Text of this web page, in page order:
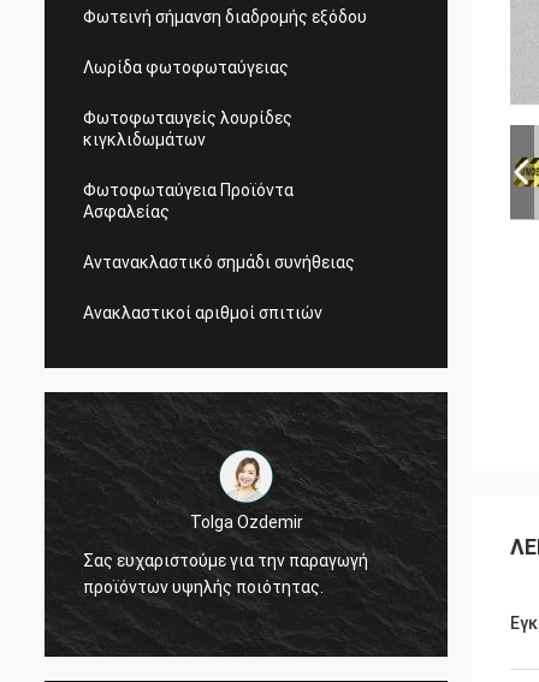
Φωτεινή σήμανση διαδρομής εξόδου
Λωρίδα φωτοφωταύγειας
Φωτοφωταυγείς λουρίδες
κιγκλιδωμάτων
Φωτοφωταύγεια Προϊόντα
Ασφαλείας
Αντανακλαστικό σημάδι συνήθειας
Ανακλαστικοί αριθμοί σπιτιών
την παραγωγή
Τσέις Μακσίνι
Τέλειο - το προϊόν είναι ακριβώς
που χρειάζομαι